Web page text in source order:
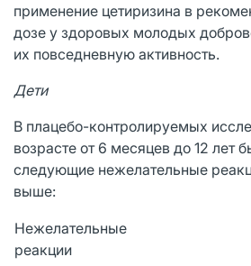
применение цетиризина в
дозе у здоровых молодых
их повседневную активность.
Дети
В плацебо-контролируемых
возрасте от 6 месяцев до 12 лет
следующие нежелательные
выше:
реакции